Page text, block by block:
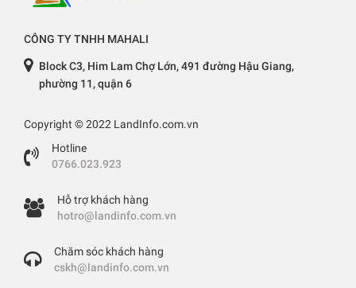
CÔNG TY TNHH MAHALI
Block C3, Him Lam Chợ Lớn, 491 đường Hậu Giang,
phường 11, quận 6
Copyright © 2022 LandInfo.com.vn
Hotline
0766.023.923
Hỗ trợ khách hàng
hotro@landinfo.com.vn
Chăm sóc khách hàng
cskh@landinfo.com.vn